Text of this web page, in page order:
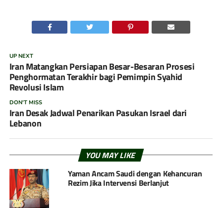
UP NEXT
Iran Matangkan Persiapan Besar-Besaran Prosesi
Penghormatan Terakhir bagi Pemimpin Syahid
Revolusi Islam
DON'T MISS
Iran Desak Jadwal Penarikan Pasukan Israel dari
Lebanon
YOU MAY LIKE
Yaman Ancam Saudi dengan Kehancuran
Rezim Jika Intervensi Berlanjut